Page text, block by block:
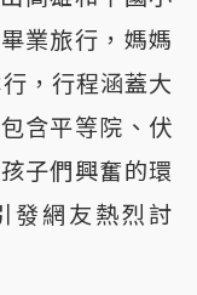
業旅行，媽媽
，行程涵蓋大
含平等院、伏
子們興奮的環
發網友熱烈討